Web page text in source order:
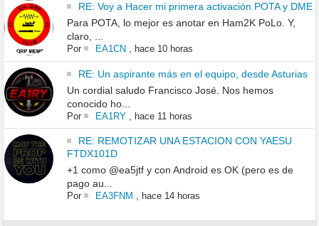
RE: Voy a Hacer mi primera activación POTA y DME
Para POTA, lo mejor es anotar en Ham2K PoLo. Y,
claro, ...
Por EA1CN , hace 10 horas
RE: Un aspirante más en el equipo, desde Asturias
Un cordial saludo Francisco José. Nos hemos
conocido ho...
Por EA1RY, hace 11 horas
RE: REMOTIZAR UNA ESTACION CON YAESU
FTDX101D
+1 como @ea5jtf y con Android es OK (pero es de
pago au...
Por EA3FNM , hace 14 horas